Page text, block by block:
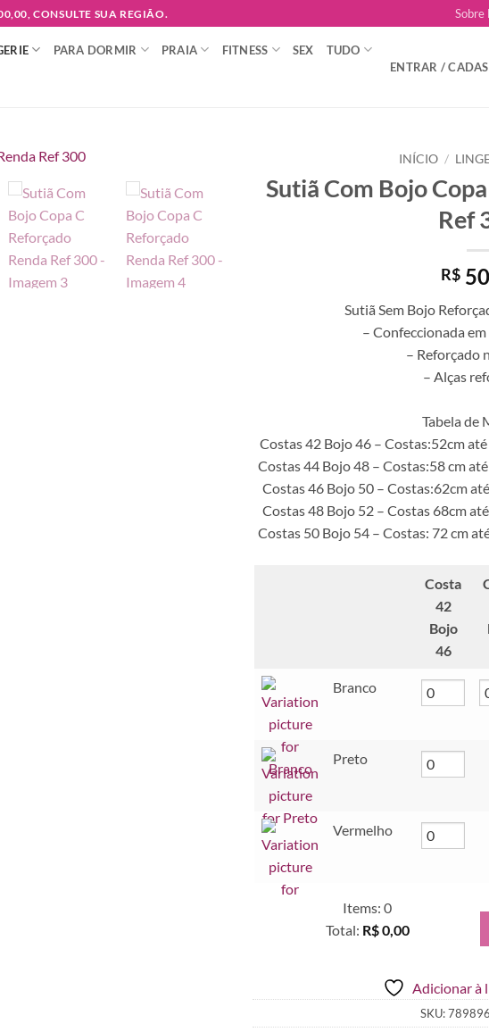
CONSULTE SUA REGIÃO. Sobre
PARA DORMIR PRAIA FITNESS SEX
TUDO
ENTRAR /
Adicionar
à lista de
desejos
INÍCIO /
Sutiã Com Bojo
Ref
R$
Sutiã Sem Bojo
– Confeccionada
– Reforçado
– Alças
Tabela de
Costas 42 Bojo 46 – Costas:52cm
Costas 44 Bojo 48 – Costas:58 cm
Costas 46 Bojo 50 – Costas:62cm
Costas 48 Bojo 52 – Costas 68cm
Costas 50 Bojo 54 – Costas: 72 cm
Costa
42
Bojo
46
Branco
Preto
Vermelho
Items: 0
Total: R$ 0,00
Adicionar à
SKU: